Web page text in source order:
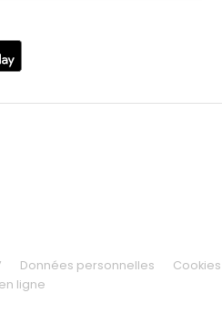
Données personnelles
Cookies
ligne